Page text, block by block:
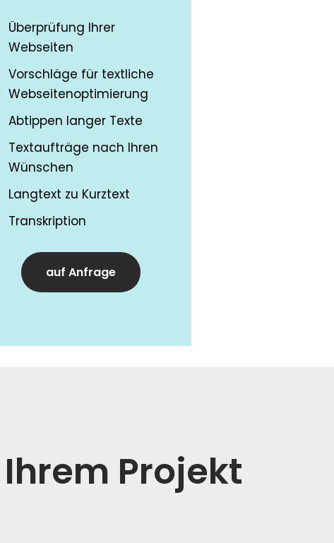
Überprüfung Ihrer
Webseiten
Vorschläge für textliche
Webseitenoptimierung
Abtippen langer Texte
Textaufträge nach Ihren
Wünschen
Langtext zu Kurztext
Transkription
auf Anfrage
Projekt